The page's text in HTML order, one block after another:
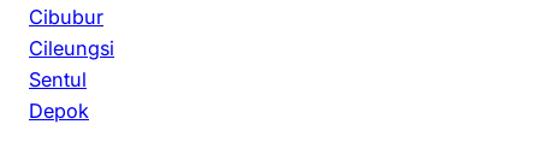
Cibubur
Cileungsi
Sentul
Depok